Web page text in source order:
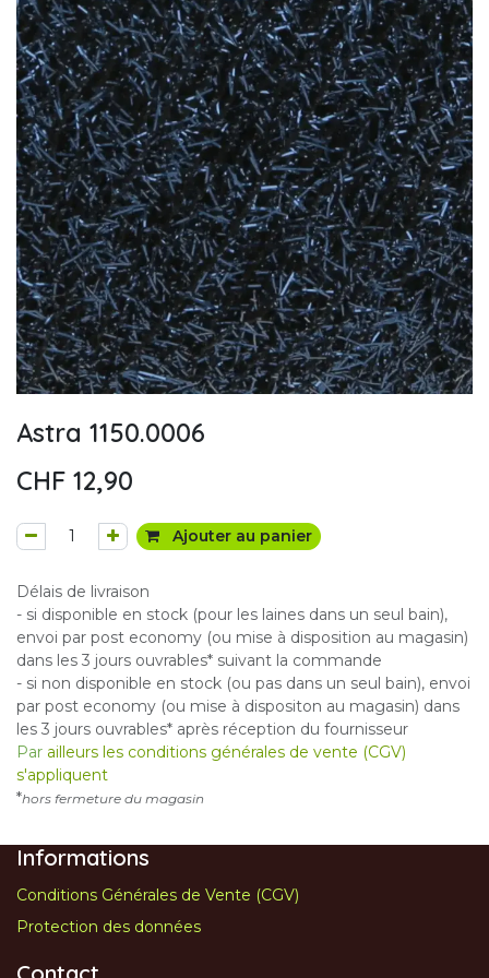
Astra 1150.0006
CHF 12,90
Ajouter au panier
Délais de livraison
- si disponible en stock (pour les laines dans un seul bain),
envoi par post economy (ou mise à disposition au magasin)
dans les 3 jours ouvrables* suivant la commande
- si non disponible en stock (ou pas dans un seul bain), envoi
par post economy (ou mise à dispositon au magasin) dans
les 3 jours ouvrables* après réception du fournisseur
Par ailleurs les conditions générales de vente (CGV)
s'appliquent
*hors fermeture du magasin
Informations
Conditions Générales de Vente (CGV)
Protection des données